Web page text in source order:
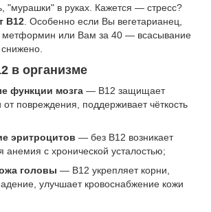
"мурашки" в руках. Кажется — стресс?
B12 . Особенно если Вы вегетарианец,
метформин или Вам за 40 — всасывание
в организме
функции мозга — B12 защищает
от повреждения, поддерживает чёткость
эритроцитов — без B12 возникает
анемия с хронической усталостью;
головы — B12 укрепляет корни,
улучшает кровоснабжение кожи